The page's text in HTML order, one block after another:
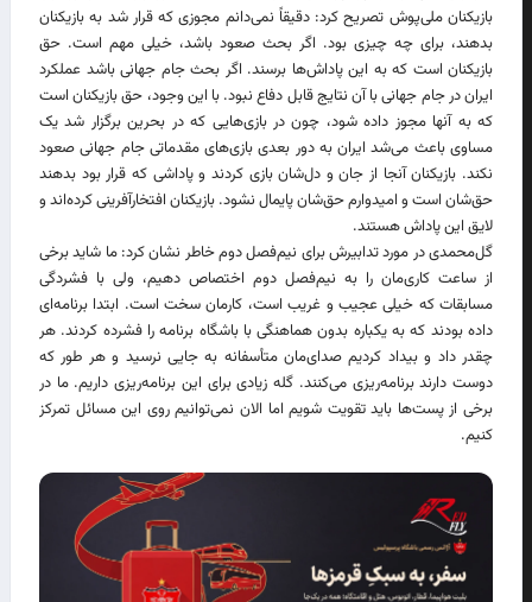
بازیکنان ملی‌پوش تصریح کرد: دقیقاً نمی‌دانم مجوزی که قرار شد به بازیکنان
بدهند، برای چه چیزی بود. اگر بحث صعود باشد، خیلی مهم است. حق
بازیکنان است که به این پاداش‌ها برسند. اگر بحث جام جهانی باشد عملکرد
ایران در جام جهانی با آن نتایج قابل دفاع نبود. با این وجود، حق بازیکنان است
که به آنها مجوز داده شود، چون در بازی‌هایی که در بحرین برگزار شد یک
مساوی باعث می‌شد ایران به دور بعدی بازی‌های مقدماتی جام جهانی صعود
نکند. بازیکنان آنجا از جان و دل‌شان بازی کردند و پاداشی که قرار بود بدهند
حق‌شان است و امیدوارم حق‌شان پایمال نشود. بازیکنان افتخارآفرینی کرده‌اند و
لایق این پاداش هستند.
گل‌محمدی در مورد تدابیرش برای نیم‌فصل دوم خاطر نشان کرد: ما شاید برخی
از ساعت کاری‌مان را به نیم‌فصل دوم اختصاص دهیم، ولی با فشردگی
مسابقات که خیلی عجیب و غریب است، کارمان سخت است. ابتدا برنامه‌ای
داده بودند که به یکباره بدون هماهنگی با باشگاه برنامه را فشرده کردند. هر
چقدر داد و بیداد کردیم صدای‌مان متأسفانه به جایی نرسید و هر طور که
دوست دارند برنامه‌ریزی می‌کنند. گله زیادی برای این برنامه‌ریزی داریم. ما در
برخی از پست‌ها باید تقویت شویم اما الان نمی‌توانیم روی این مسائل تمرکز
کنیم.